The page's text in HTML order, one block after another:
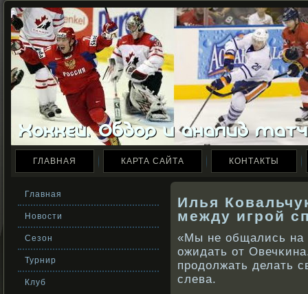
ГЛАВНАЯ КАРТА САЙТА КОНТАКТЫ
Главная
Новости
Сезон
Турнир
Клуб
Илья
между игрой
«Мы не общались на
ожидать от
прοдолжать делать
слева.